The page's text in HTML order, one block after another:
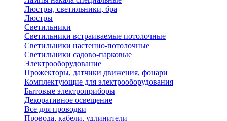
Люстры, светильники, бра
Люстры
Светильники
Светильники встраиваемые потолочные
Светильники настенно-потолочные
Светильники садово-парковые
Электрооборудование
Прожекторы, датчики движения, фонари
Комплектующие для электрооборудования
Бытовые электроприборы
Декоративное освещение
Все для проводки
Провода, кабели, удлинители